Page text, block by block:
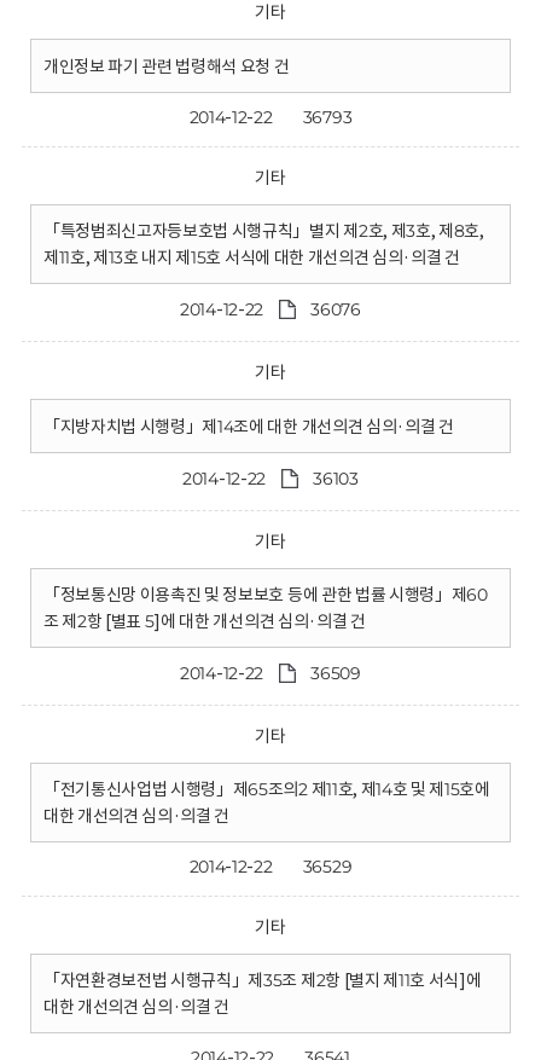
기타
개인정보 파기 관련 법령해석 요청 건
2014-12-22 36793
기타
「특정범죄신고자등보호법 시행규칙」별지 제2호, 제3호, 제8호,
제11호, 제13호 내지 제15호 서식에 대한 개선의견 심의·의결 건
2014-12-22 36076
기타
「지방자치법 시행령」제14조에 대한 개선의견 심의·의결 건
2014-12-22 36103
기타
「정보통신망 이용촉진 및 정보보호 등에 관한 법률 시행령」제60
조 제2항 [별표 5]에 대한 개선의견 심의·의결 건
2014-12-22 36509
기타
「전기통신사업법 시행령」제65조의2 제11호, 제14호 및 제15호에
대한 개선의견 심의·의결 건
2014-12-22 36529
기타
「자연환경보전법 시행규칙」제35조 제2항 [별지 제11호 서식]에
대한 개선의견 심의·의결 건